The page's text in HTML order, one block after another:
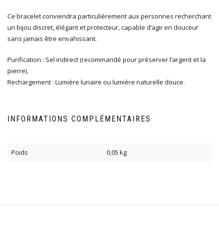
Ce bracelet conviendra particulièrement aux personnes recherchant
un bijou discret, élégant et protecteur, capable d’agir en douceur
sans jamais être envahissant.
Purification : Sel indirect (recommandé pour préserver l’argent et la
pierre).
Rechargement : Lumière lunaire ou lumière naturelle douce.
INFORMATIONS COMPLÉMENTAIRES
Poids 0,05 kg